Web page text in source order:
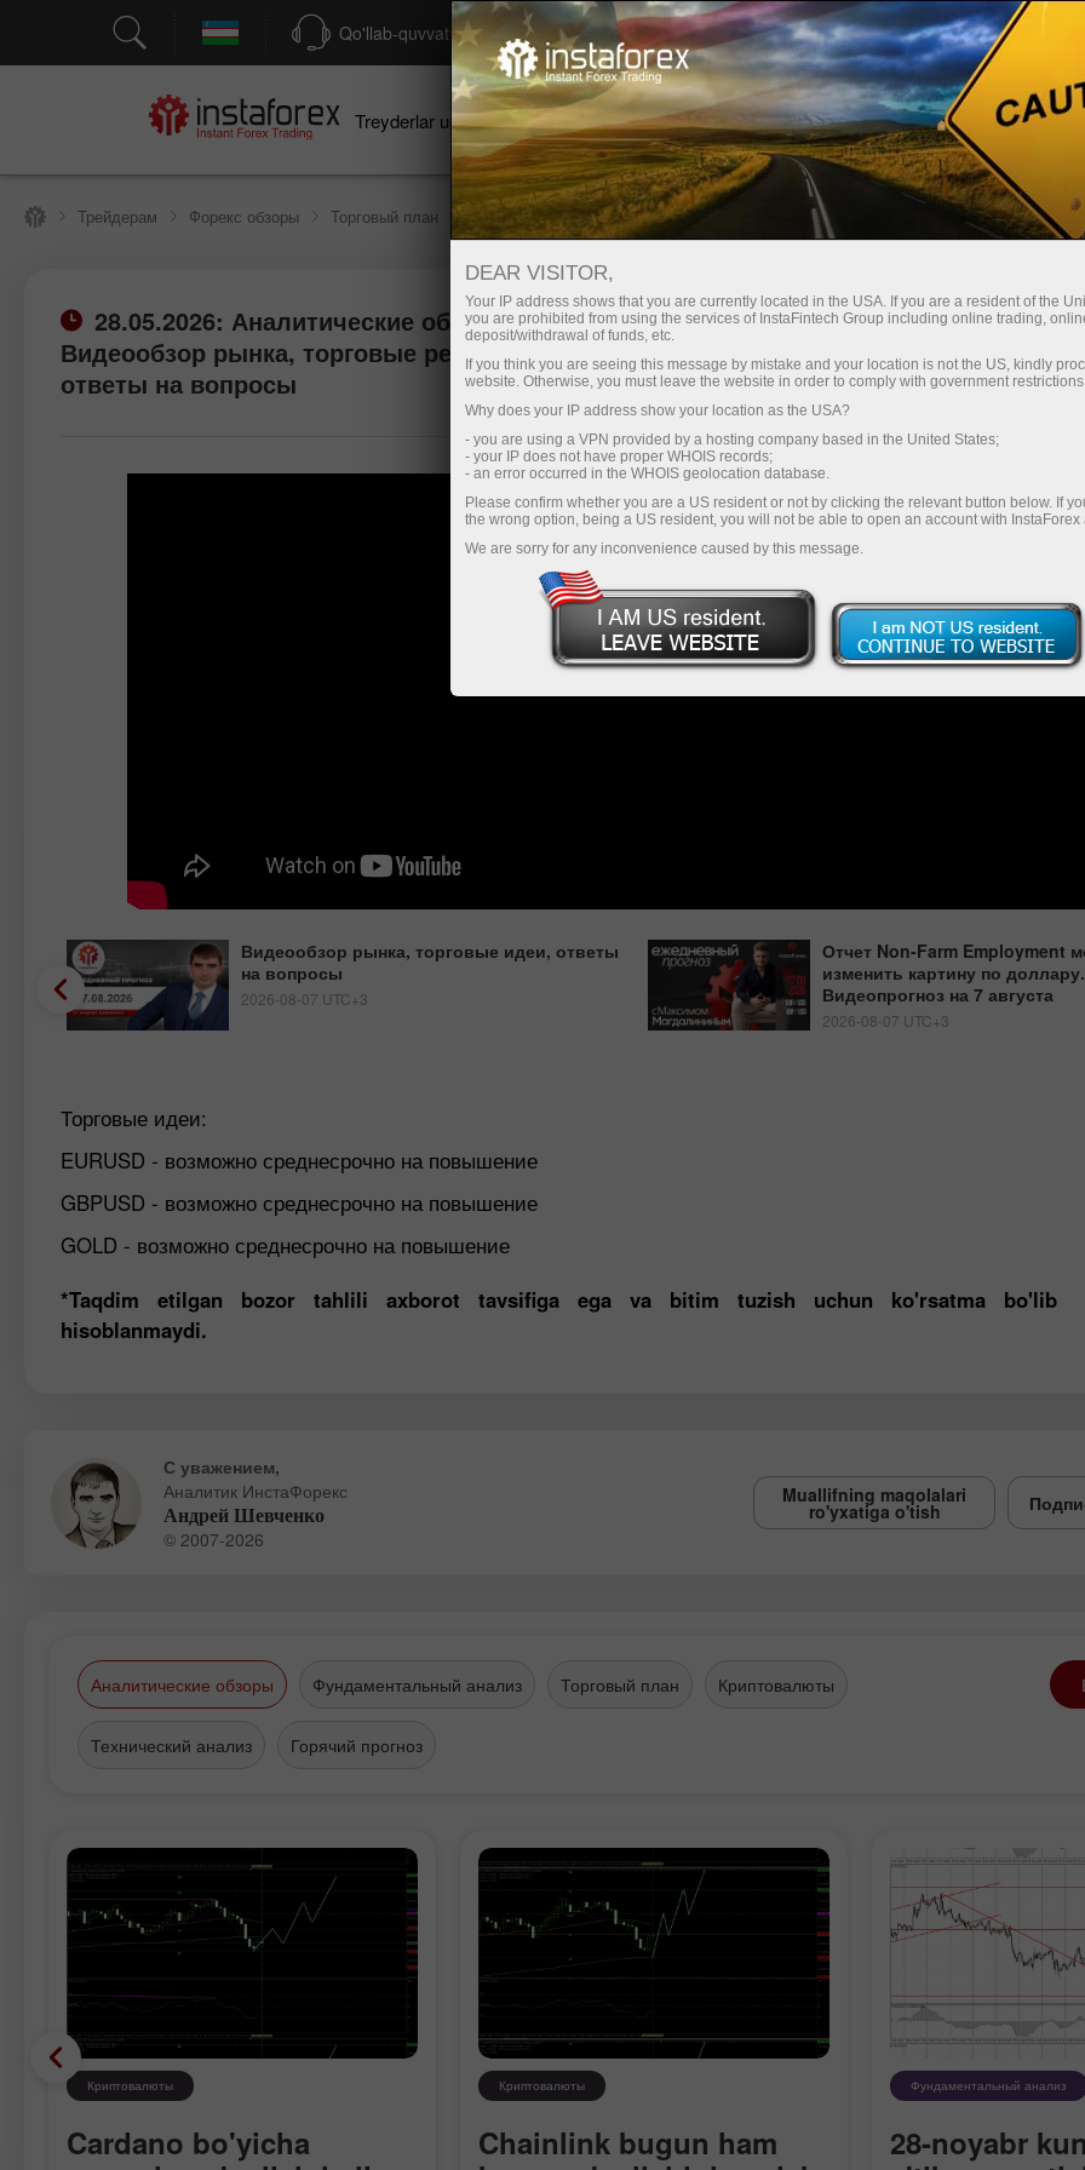
Qo'llab-quvvatlash Hisob-varag'ini tez ochish Savdo platformasi
Treyderlar uchun
Endi ish
boshlayotganlar
uchun
Investorlar uchun Hamkorlar uchun
Трейдерам Форекс обзоры Торговый план
28.05.2026: Аналитические обзоры Форекс:
Видеообзор рынка, торговые рекомендации,
ответы на вопросы
Видеообзор рынка, торговые идеи, ответы
на вопросы
2026-08-07 UTC+3
Отчет Non-Farm Employment
изменить картину по доллару.
Видеопрогноз на 7 августа
2026-08-07 UTC+3
Торговые идеи:
EURUSD - возможно среднесрочно на повышение
GBPUSD - возможно среднесрочно на повышение
GOLD - возможно среднесрочно на повышение
*Taqdim etilgan bozor tahlili axborot tavsifiga ega va bitim tuzish uchun ko'rsatma bo'lib
hisoblanmaydi.
С уважением,
Аналитик ИнстаФорекс
Андрей Шевченко
© 2007-2026
Muallifning maqolalari
ro'yxatiga o'tish
Аналитические обзоры Фундаментальный анализ Торговый план Криптовалюты
Технический анализ Горячий прогноз
Криптовалюты
Cardano bo'yicha
Криптовалюты
Chainlink bugun ham
Фундаментальный анализ
28-noyabr
DEAR VISITOR,
Your IP address shows that you are currently located in the USA. If you are a resident of the
you are prohibited from using the services of InstaFintech Group including online trading,
deposit/withdrawal of funds, etc.
If you think you are seeing this message by mistake and your location is not the US, kindly
website. Otherwise, you must leave the website in order to comply with government
Why does your IP address show your location as the USA?
- you are using a VPN provided by a hosting company based in the United States;
- your IP does not have proper WHOIS records;
- an error occurred in the WHOIS geolocation database.
Please confirm whether you are a US resident or not by clicking the relevant button below. If
the wrong option, being a US resident, you will not be able to open an account with InstaForex
We are sorry for any inconvenience caused by this message.